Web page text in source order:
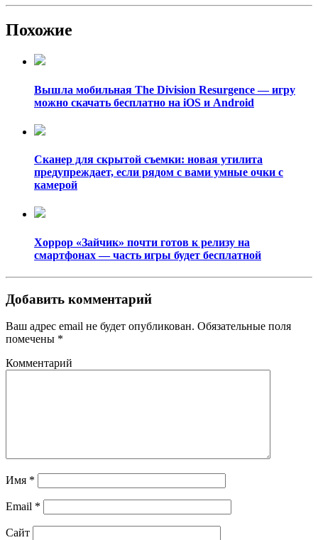
Похожие
Вышла мобильная The Division Resurgence — игру
можно скачать бесплатно на iOS и Android
Сканер для скрытой съемки: новая утилита
предупреждает, если рядом с вами умные очки с
камерой
Хоррор «Зайчик» почти готов к релизу на
смартфонах — часть игры будет бесплатной
Добавить комментарий
Ваш адрес email не будет опубликован. Обязательные поля
помечены *
Комментарий
Имя *
Email *
Сайт